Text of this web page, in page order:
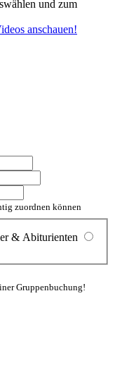
und zum
anschauen!
zuordnen können
& Abiturienten
Gruppenbuchung!